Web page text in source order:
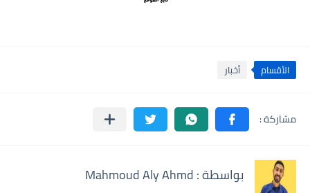
الأقسام أخبار
بواسطة : Mahmoud Aly Ahmd